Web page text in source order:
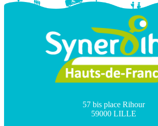
57 bis place Rihour
59000 LILLE